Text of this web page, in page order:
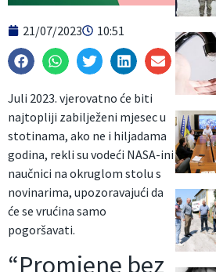
21/07/2023 10:51
Juli 2023. vjerovatno će biti
najtopliji zabilježeni mjesec u
stotinama, ako ne i hiljadama
godina, rekli su vodeći NASA-ini
naučnici na okruglom stolu s
novinarima, upozoravajući da
će se vrućina samo
pogoršavati.
“Promjene bez